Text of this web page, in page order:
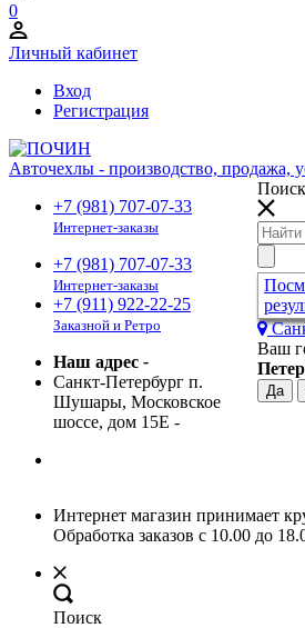
0
Личный кабинет
Вход
Регистрация
Авточехлы - производство, продажа,
+7 (981) 707-07-33
Интернет-заказы
+7 (981) 707-07-33
Интернет-заказы
+7 (911) 922-22-25
Заказной и Ретро
Наш адрес -
Санкт-Петербург п.
Шушары, Московское
шоссе, дом 15Е -
Поиск
Ваш
Интернет магазин принимает
Обработка заказов с 10.00 до
Поиск